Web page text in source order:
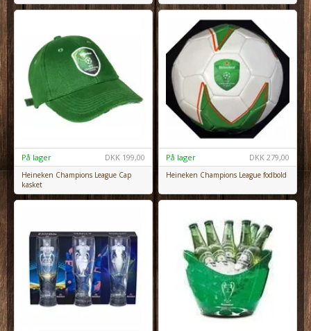
DKK 199,00
På lager
Heineken Champions League Cap
kasket
DKK 279,00
På lager
Heineken Champions League fodbold